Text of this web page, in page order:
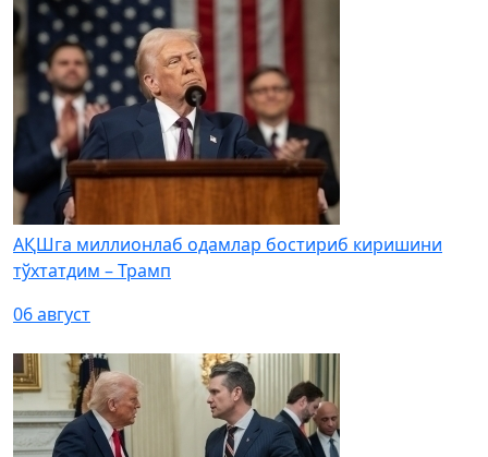
АҚШга миллионлаб одамлар бостириб киришини
тўхтатдим – Трамп
06 август